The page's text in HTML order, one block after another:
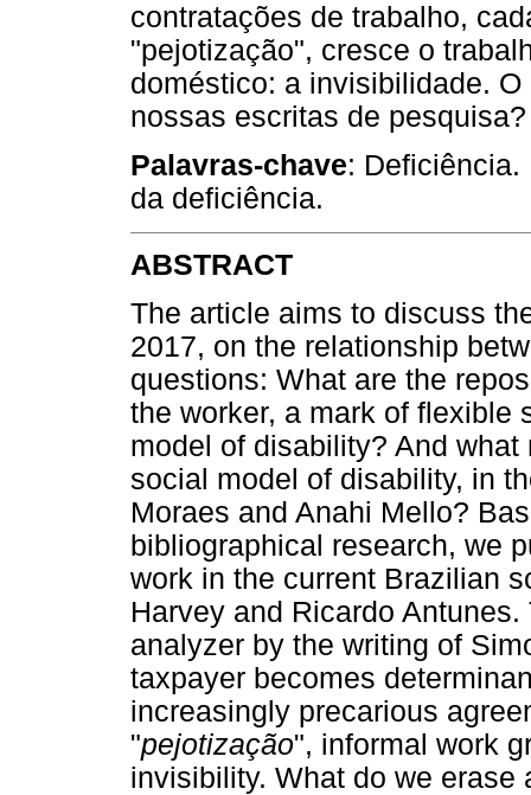
contratações de trabalho,
"pejotização", cresce o
doméstico: a invisibilidade.
nossas escritas de pesquisa?
Palavras-chave: Deficiência.
da deficiência.
ABSTRACT
The article aims to discuss
2017, on the relationship
questions: What are the
the worker, a mark of flexible
model of disability? And
social model of disability, in
Moraes and Anahi Mello?
bibliographical research, we
work in the current Brazilian
Harvey and Ricardo
analyzer by the writing of
taxpayer becomes
increasingly precarious
"pejotização", informal work
invisibility. What do we